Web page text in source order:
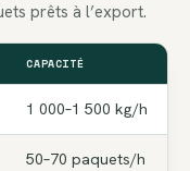
prêts à l’export.
CAPACITÉ
1 000–1 500 kg/h
50–70 paquets/h